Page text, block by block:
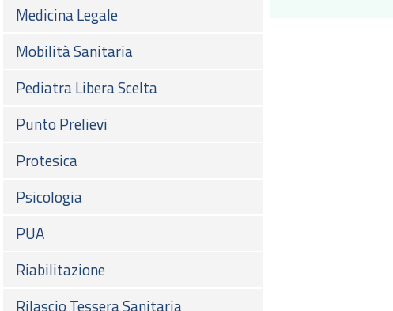
Medicina Legale
Mobilità Sanitaria
Pediatra Libera Scelta
Punto Prelievi
Protesica
Psicologia
PUA
Riabilitazione
Rilascio Tessera Sanitaria